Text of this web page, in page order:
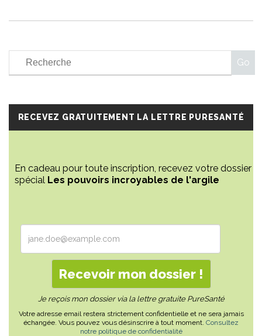
RECEVEZ GRATUITEMENT LA LETTRE PURESANTÉ
En cadeau pour toute inscription, recevez votre dossier
spécial Les pouvoirs incroyables de l'argile
Je reçois mon dossier via la lettre gratuite PureSanté
Votre adresse email restera strictement confidentielle et ne sera jamais
échangée. Vous pouvez vous désinscrire à tout moment. Consultez
notre politique de confidentialité